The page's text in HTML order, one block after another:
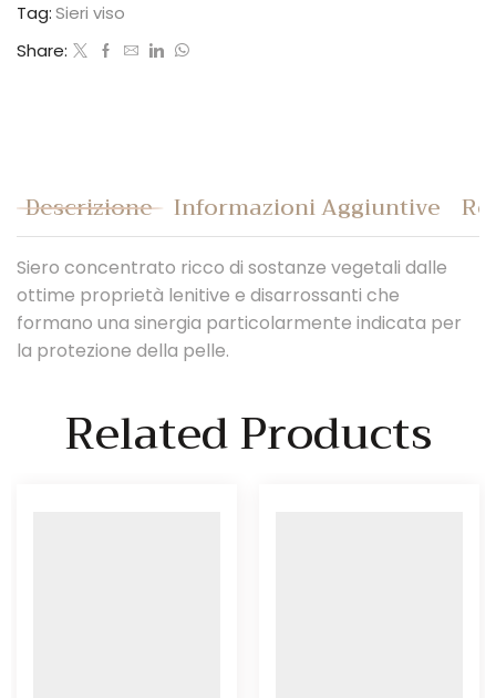
Tag:Sieri viso
Share:
Descrizione Informazioni Aggiuntive
Siero concentrato ricco di sostanze vegetali dalle
ottime proprietà lenitive e disarrossanti che
formano una sinergia particolarmente indicata per
la protezione della pelle.
Related Products